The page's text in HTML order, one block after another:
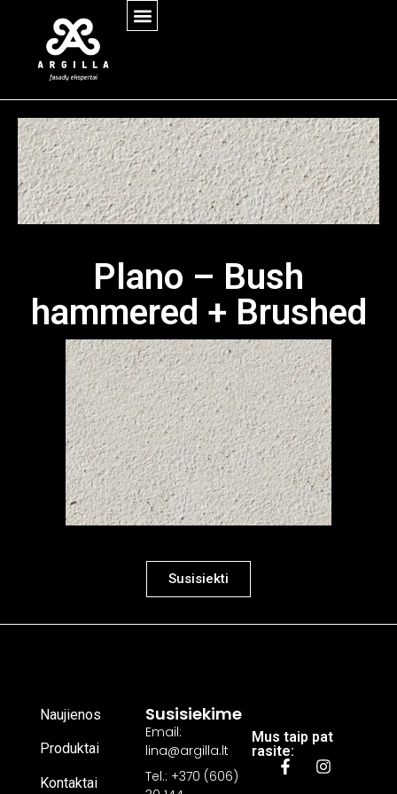
Plano – Bush
hammered + Brushed
Susisiekti
Mus taip pat
rasite:
Naujienos
Produktai
Kontaktai
Susisiekime
Email:
lina@argilla.lt
Tel.: +370 (606)